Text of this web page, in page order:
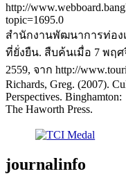
http://
topic=1695.0
สำนักงานพัฒนาการท่อง
ที่ยั่งยืน. สืบค้นเมื่อ 7 พฤ
2559, จาก http://
Richards, Greg. (2007).
Perspectives. Binghamton:
The Haworth Press.
journalinfo